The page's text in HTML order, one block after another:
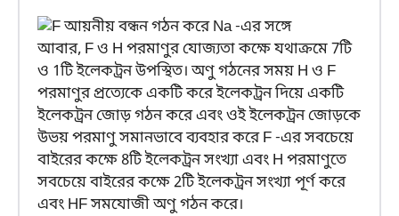
আবার, F ও H পরমাণুর যোজ্যতা কক্ষে যথাক্রমে 7টি
ও 1টি ইলেকট্রন উপস্থিত। অণু গঠনের সময় H ও F
পরমাণুর প্রত্যেকে একটি করে ইলেকট্রন দিয়ে একটি
ইলেকট্রন জোড় গঠন করে এবং ওই ইলেকট্রন জোড়কে
উভয় পরমাণু সমানভাবে ব্যবহার করে F -এর সবচেয়ে
বাইরের কক্ষে 8টি ইলেকট্রন সংখ্যা এবং H পরমাণুতে
সবচেয়ে বাইরের কক্ষে 2টি ইলেকট্রন সংখ্যা পূর্ণ করে
এবং HF সমযোজী অণু গঠন করে।